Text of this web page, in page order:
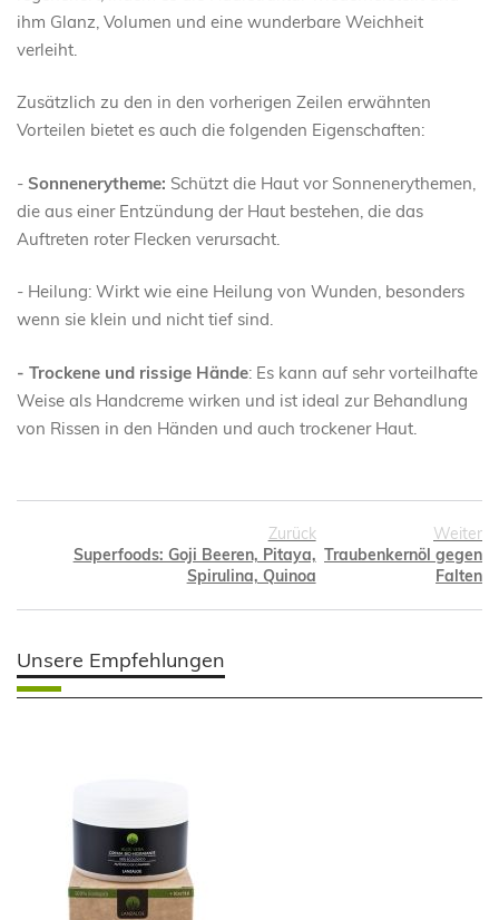
ihm Glanz, Volumen und eine wunderbare Weichheit
verleiht.
Zusätzlich zu den in den vorherigen Zeilen erwähnten
Vorteilen bietet es auch die folgenden Eigenschaften:
- Sonnenerytheme: Schützt die Haut vor Sonnenerythemen,
die aus einer Entzündung der Haut bestehen, die das
Auftreten roter Flecken verursacht.
- Heilung: Wirkt wie eine Heilung von Wunden, besonders
wenn sie klein und nicht tief sind.
- Trockene und rissige Hände: Es kann auf sehr vorteilhafte
Weise als Handcreme wirken und ist ideal zur Behandlung
von Rissen in den Händen und auch trockener Haut.
Zurück
Superfoods: Goji Beeren, Pitaya,
Spirulina, Quinoa
Weiter
Traubenkernöl gegen
Falten
Unsere Empfehlungen